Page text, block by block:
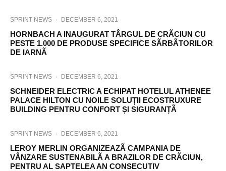
SPRINT NEWS · DECEMBER 6, 2021
HORNBACH A INAUGURAT TÂRGUL DE CRÃCIUN CU
PESTE 1.000 DE PRODUSE SPECIFICE SÃRBÃTORILOR
DE IARNÃ
SPRINT NEWS · DECEMBER 6, 2021
SCHNEIDER ELECTRIC A ECHIPAT HOTELUL ATHENEE
PALACE HILTON CU NOILE SOLUȚII ECOSTRUXURE
BUILDING PENTRU CONFORT ȘI SIGURANȚÃ
SPRINT NEWS · DECEMBER 6, 2021
LEROY MERLIN ORGANIZEAZÃ CAMPANIA DE
VÂNZARE SUSTENABILÃ A BRAZILOR DE CRÃCIUN,
PENTRU AL SAPTELEA AN CONSECUTIV